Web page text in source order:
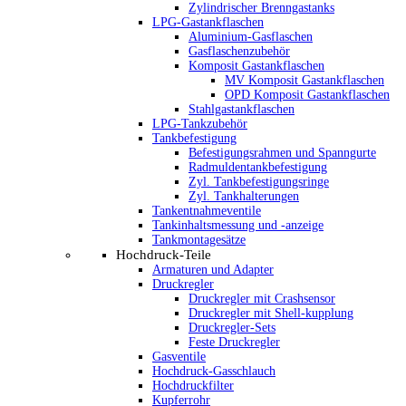
Zylindrischer Brenngastanks
LPG-Gastankflaschen
Aluminium-Gasflaschen
Gasflaschenzubehör
Komposit Gastankflaschen
MV Komposit Gastankflaschen
OPD Komposit Gastankflaschen
Stahlgastankflaschen
LPG-Tankzubehör
Tankbefestigung
Befestigungsrahmen und Spanngurte
Radmuldentankbefestigung
Zyl. Tankbefestigungsringe
Zyl. Tankhalterungen
Tankentnahmeventile
Tankinhaltsmessung und -anzeige
Tankmontagesätze
Hochdruck-Teile
Armaturen und Adapter
Druckregler
Druckregler mit Crashsensor
Druckregler mit Shell-kupplung
Druckregler-Sets
Feste Druckregler
Gasventile
Hochdruck-Gasschlauch
Hochdruckfilter
Kupferrohr